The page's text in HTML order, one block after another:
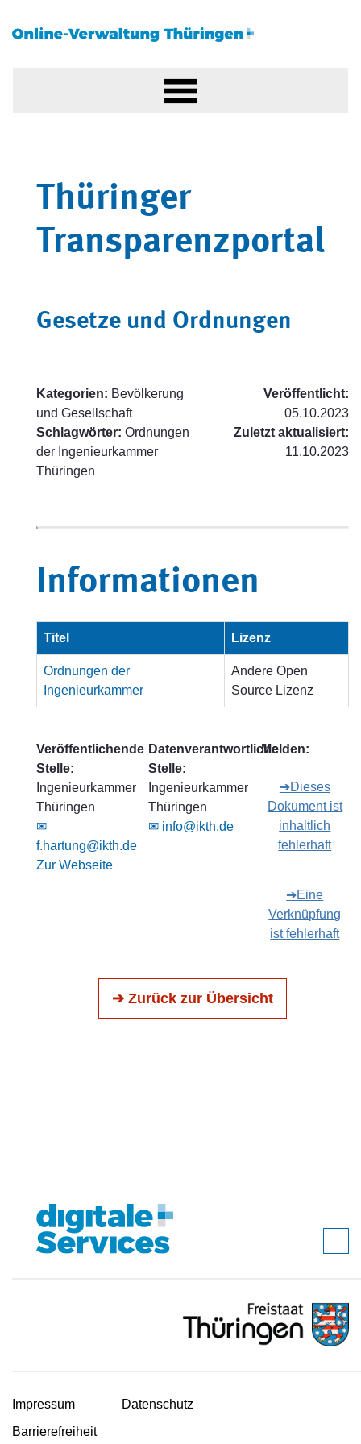
Thüringer
Transparenzportal
Gesetze und Ordnungen
Kategorien: Bevölkerung
und Gesellschaft
Schlagwörter: Ordnungen
der Ingenieurkammer
Thüringen
Veröffentlicht:
05.10.2023
Zuletzt aktualisiert:
11.10.2023
Informationen
Titel Lizenz
Ordnungen der
Ingenieurkammer
Andere Open
Source Lizenz
Veröffentlichende
Stelle:
Ingenieurkammer
Thüringen
✉
f.hartung@ikth.de
Zur Webseite
Datenverantwortliche
Stelle:
Ingenieurkammer
Thüringen
✉ info@ikth.de
Melden:
➔Dieses
Dokument ist
inhaltlich
fehlerhaft
➔Eine
Verknüpfung
ist fehlerhaft
➔ Zurück zur Übersicht
Impressum
Datenschutz
Barrierefreiheit